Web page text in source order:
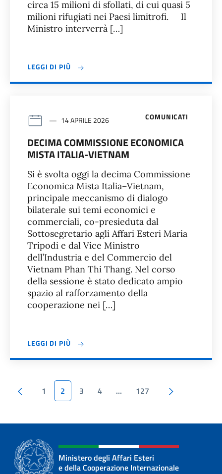
circa 15 milioni di sfollati, di cui quasi 5
milioni rifugiati nei Paesi limitrofi. Il
Ministro interverrà […]
LEGGI DI PIÙ
COMUNICATI
14 APRILE 2026
DECIMA COMMISSIONE ECONOMICA
MISTA ITALIA-VIETNAM
Si è svolta oggi la decima Commissione
Economica Mista Italia–Vietnam,
principale meccanismo di dialogo
bilaterale sui temi economici e
commerciali, co-presieduta dal
Sottosegretario agli Affari Esteri Maria
Tripodi e dal Vice Ministro
dell’Industria e del Commercio del
Vietnam Phan Thi Thang. Nel corso
della sessione è stato dedicato ampio
spazio al rafforzamento della
cooperazione nei […]
LEGGI DI PIÙ
Pagina precedente
1 2 3 4 … 127
Ministero degli Affari Esteri
e della Cooperazione Internazionale